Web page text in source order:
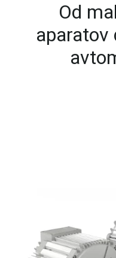
Od
aparatov